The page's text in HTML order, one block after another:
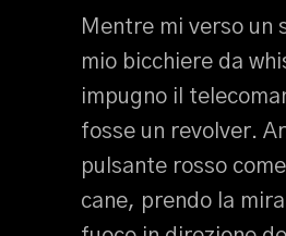
Mentre mi verso un
mio bicchiere da
impugno il
fosse un revolver.
pulsante rosso
cane, prendo la